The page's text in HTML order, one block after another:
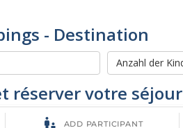
- Destination
réserver votre séjour